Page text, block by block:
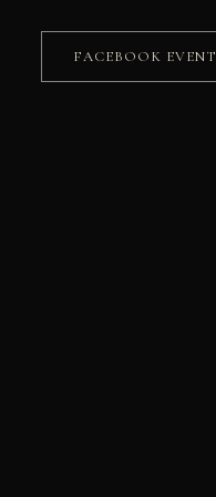
FACEBOOK EVENT